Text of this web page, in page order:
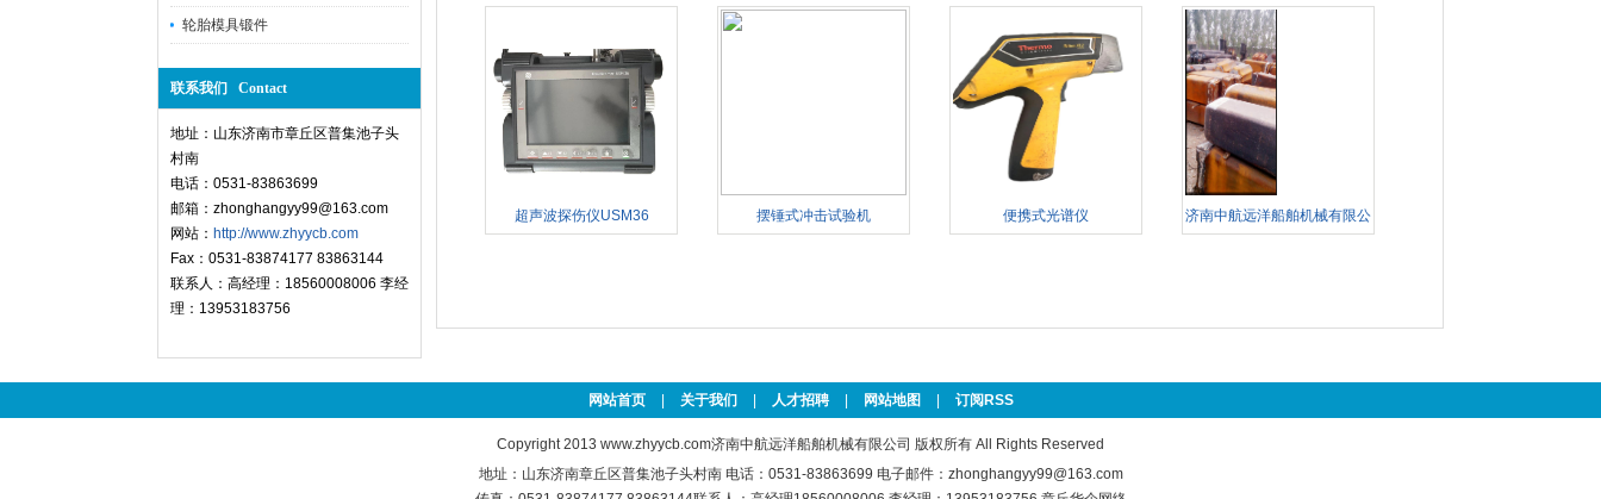
轮胎模具锻件
联系我们 Contact
地址：山东济南市章丘区普集池子头
村南
电话：0531-83863699
邮箱：zhonghangyy99@163.com
网站： http://www.zhyycb.com
Fax：0531-83874177 83863144
联系人：高经理：18560008006 李经
理：13953183756
超声波探伤仪USM36 摆锤式冲击试验机 便携式光谱仪 济南中航远洋船舶机械有限公
网站首页 关于我们 人才招聘 网站地图 订阅RSS
Copyright 2013 www.zhyycb.com济南中航远洋船舶机械有限公司 版权所有 All Rights Reserved
地址：山东济南章丘区普集池子头村南 电话：0531-83863699 电子邮件：zhonghangyy99@163.com